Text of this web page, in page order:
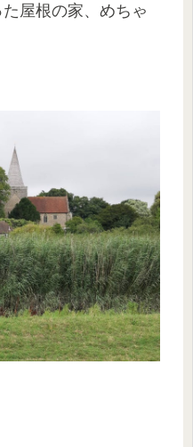
屋根の家、めちゃ